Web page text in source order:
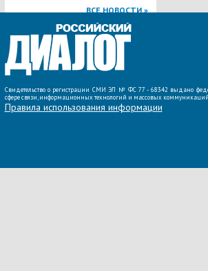
ВСЕ НОВОСТИ »
Свидетельство о регистрации СМИ ЭЛ № ФС 77 - 68342 выдано
сфере связи, информационных технологий и массовых коммуникаций
Правила использования информации